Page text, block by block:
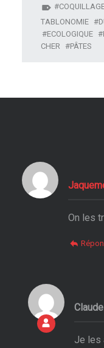
TABLONOMIE
ECOLOGIQUE
CHER
PÂTES
On les
Claude
Je les